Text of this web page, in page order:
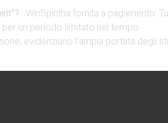
: WinSpiritha fornita a pagamento.
un periodo limitato nel tempo.
evidenziano l’ampia portata degli